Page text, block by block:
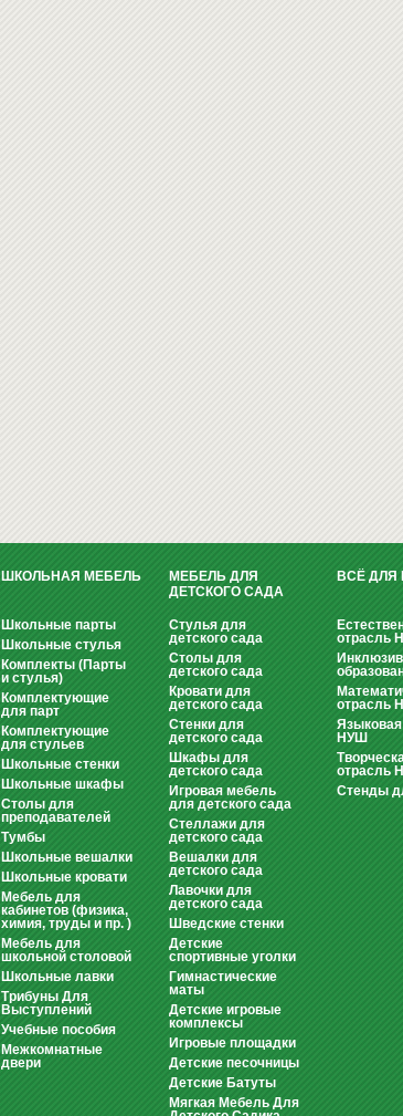
ШКОЛЬНАЯ МЕБЕЛЬ
Школьные парты
Школьные стулья
Комплекты (Парты
и стулья)
Комплектующие
для парт
Комплектующие
для стульев
Школьные стенки
Школьные шкафы
Столы для
преподавателей
Тумбы
Школьные вешалки
Школьные кровати
Мебель для
кабинетов (физика,
химия, труды и пр. )
Мебель для
школьной столовой
Школьные лавки
Трибуны Для
Выступлений
Учебные пособия
Межкомнатные
двери
МЕБЕЛЬ ДЛЯ
ДЕТСКОГО САДА
Стулья для
детского сада
Столы для
детского сада
Кровати для
детского сада
Стенки для
детского сада
Шкафы для
детского сада
Игровая мебель
для детского сада
Стеллажи для
детского сада
Вешалки для
детского сада
Лавочки для
детского сада
Шведские стенки
Детские
спортивные уголки
Гимнастические
маты
Детские игровые
комплексы
Игровые площадки
Детские песочницы
Детские Батуты
Мягкая Мебель Для
ВСЁ ДЛЯ
отрасль
отрасль
НУШ
отрасль
Стенды